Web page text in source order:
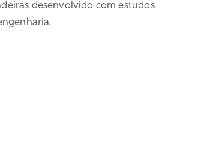
desenvolvido com estudos